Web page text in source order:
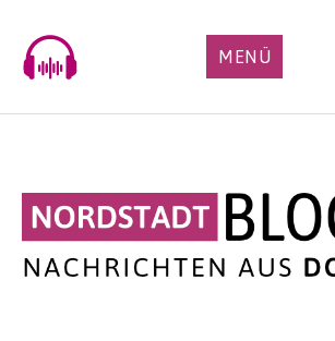
content
MENÜ